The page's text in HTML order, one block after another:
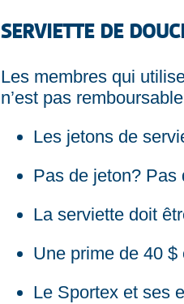
SERVIETTE DE
Les membres qui
n’est pas
Les jetons de
Pas de jeton? Pas
La serviette doit
Une prime de 40
Le Sportex et ses